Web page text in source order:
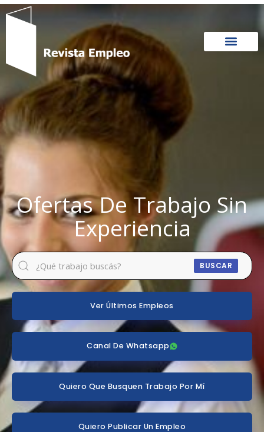
Ir
Ofertas De Trabajo Sin
Experiencia
BUSCAR
Ver Últimos Empleos
Canal De Whatsapp
Quiero Que Busquen Trabajo Por Mí
Quiero Publicar Un Empleo